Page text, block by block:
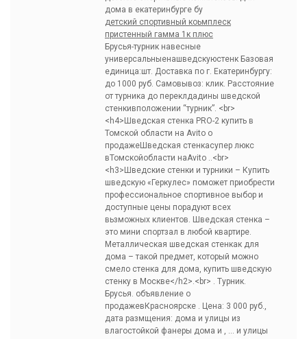
дома в екатеринбурге бу
детский спортивный коьмплеск
пристенный гамма 1к плюс
Брусья-турник навесные
универсальныенашведскуюстенк Базовая
единица:шт. Доставка по г. Екатеринбургу:
до 1000 руб. Самовывоз: клик. Расстояние
от турника до переклдадины шведской
стенкивположении “турник”. <br>
<h4>Шведская стенка PRO-2 купить в
Томской области на Avito о
продажеШведская стенкасупер люкс
вТомскойобласти наAvito ..<br>
<h3>Шведские стенки и турники – Купить
шведскую «Геркулес» поможет приобрести
профессиональное спортивное выбор и
доступные цены порадуют всех
вьзможных клиентов. Шведская стенка –
это мини спортзал в любой квартире.
Металлическая шведская стенкак для
дома – такой предмет, который можно
смело стенка для дома, купить шведскую
стенку в Москве</h2>.<br> . Турник.
Брусья. объявление о
продажевКрасноярске . Цена: 3 000 руб.,
дата размщения: дома и улицы из
влагостойкой фанеры дома и , … и улицы